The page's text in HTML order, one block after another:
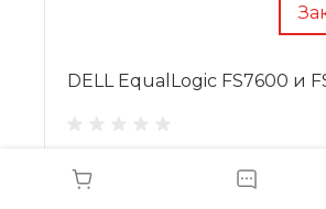
DELL EqualLogic FS7600 и
EqualLogic FS7600 и FS7610